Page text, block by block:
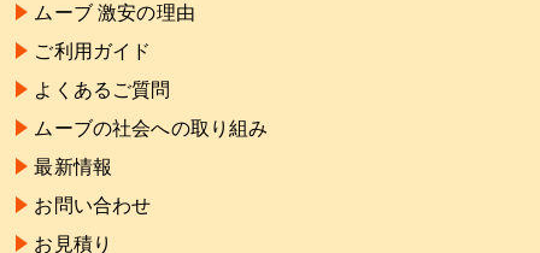
ムーブ 激安の理由
ご利用ガイド
よくあるご質問
ムーブの社会への取り組み
最新情報
お問い合わせ
お見積り